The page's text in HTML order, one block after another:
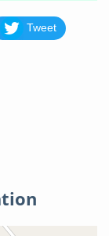
Tweet